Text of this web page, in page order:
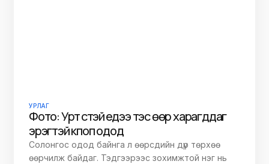
УРЛАГ
Фото: Урт үстэй үедээ тэс өөр харагддаг
эрэгтэй кпоп одод
Солонгос одод байнга л өөрсдийн дүр төрхөө
өөрчилж байдаг. Тэдгээрээс зохимжтой нэг нь